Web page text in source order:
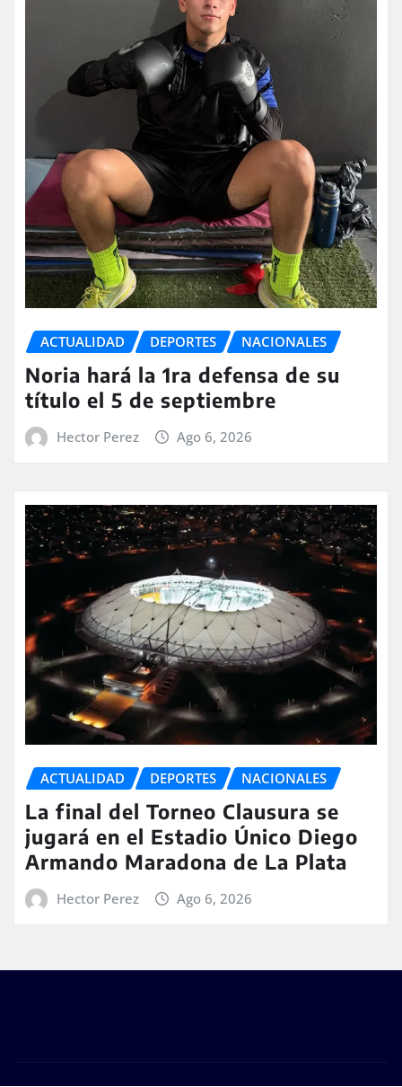
ACTUALIDAD DEPORTES NACIONALES
Noria hará la 1ra defensa de su
título el 5 de septiembre
Hector Perez Ago 6, 2026
ACTUALIDAD DEPORTES NACIONALES
La final del Torneo Clausura se
jugará en el Estadio Único Diego
Armando Maradona de La Plata
Hector Perez Ago 6, 2026